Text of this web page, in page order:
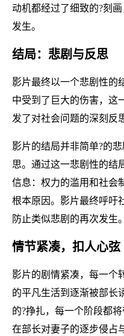
动机都经过了细致的?刻
发生。
结局：悲剧与反思
影片最终以一个悲剧性的
中受到了巨大的伤害，这
发了对社会问题的深刻反
影片的结局并非简单?的
思。通过这一悲剧性的结
信息：权力的滥用和社会
根本原因。影片最终呼吁
防止类似悲剧的再次发生。
情节紧凑，扣人心弦
影片的剧情紧凑，每一个
的平凡生活到逐渐被部长
的?挣扎，每一个阶段都
在部长对妻子的逐步侵占